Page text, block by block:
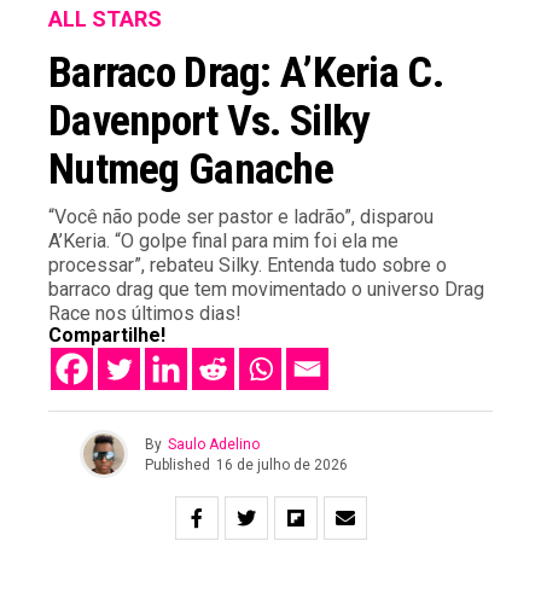
ALL STARS
Barraco Drag: A’Keria C.
Davenport Vs. Silky
Nutmeg Ganache
“Você não pode ser pastor e ladrão”, disparou
A’Keria. “O golpe final para mim foi ela me
processar”, rebateu Silky. Entenda tudo sobre o
barraco drag que tem movimentado o universo Drag
Race nos últimos dias!
Compartilhe!
By Saulo Adelino
Published 16 de julho de 2026